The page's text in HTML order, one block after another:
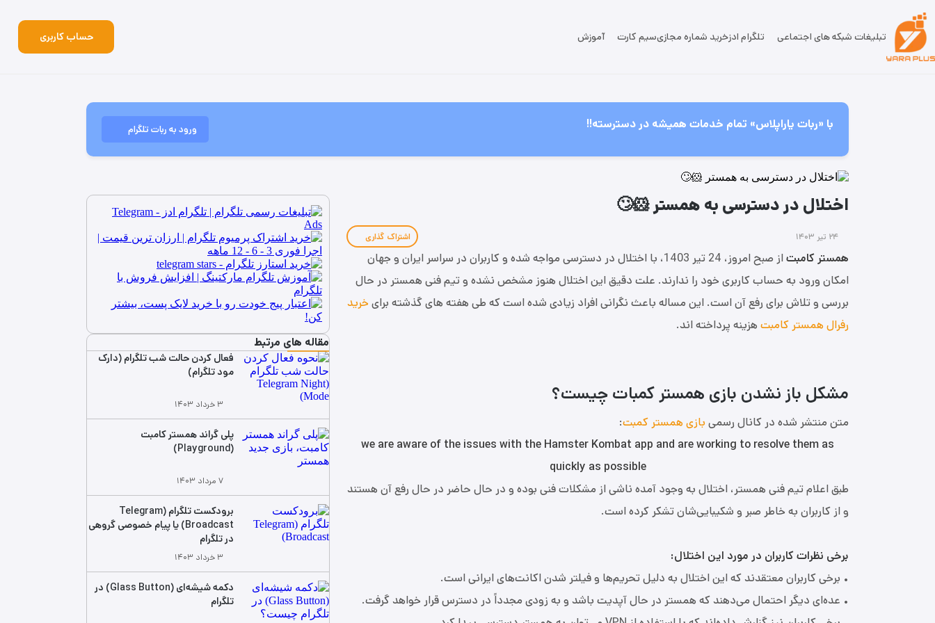
تبلیغات شبکه های اجتماعی تلگرام ادزخرید شماره مجازیسیم کارت آموزش حساب کاربری
با «ربات یاراپلاس» تمام خدمات همیشه در دسترسته!! ورود به ربات تلگرام
اختلال در دسترسی به همستر 🐹🙄
۲۴ تیر ۱۴۰۳ اشتراک گذاری
همستر کامبت
از صبح امروز، 24 تیر 1403، با اختلال در دسترسی مواجه شده و کاربران در سراسر ایران و جهان
امکان ورود به حساب کاربری خود را ندارند. علت دقیق این اختلال هنوز مشخص نشده و تیم فنی همستر در حال
بررسی و تلاش برای رفع آن است. این مساله باعث نگرانی افراد زیادی شده است که طی هفته های گذشته برای خرید
رفرال همستر کامبت هزینه پرداخته اند.
مشکل باز نشدن بازی همستر کمبات چیست؟
متن منتشر شده در کانال رسمی بازی همستر کمبت:
we are aware of the issues with the Hamster Kombat app and are working to resolve them as
quickly as possible
طبق اعلام تیم فنی همستر، اختلال به وجود آمده ناشی از مشکلات فنی بوده و در حال حاضر در حال رفع آن هستند
و از کاربران به خاطر صبر و شکیبایی‌شان تشکر کرده است.
برخی نظرات کاربران در مورد این اختلال:
• برخی کاربران معتقدند که این اختلال به دلیل تحریم‌ها و فیلتر شدن اکانت‌های ایرانی است.
• عده‌ای دیگر احتمال می‌دهند که همستر در حال آپدیت باشد و به زودی مجدداً در دسترس قرار خواهد گرفت.
مقاله های مرتبط
فعال کردن حالت شب تلگرام (دارک
مود تلگرام)
۳ خرداد ۱۴۰۳
پلی گراند همستر کامبت
(Playground)
۷ مرداد ۱۴۰۳
برودکست تلگرام (Telegram
Broadcast) یا پیام خصوصی گروهی
در تلگرام
۳ خرداد ۱۴۰۳
دکمه شیشه‌ای (Glass Button) در
تلگرام